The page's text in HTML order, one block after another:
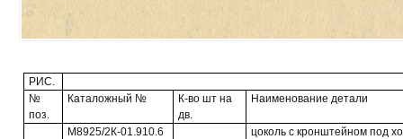
РИС.
№
поз.
Каталожный №
К-во шт на
дв.
Наименование детали
М8925/2К-01.910.6
цоколь с кронштейном под